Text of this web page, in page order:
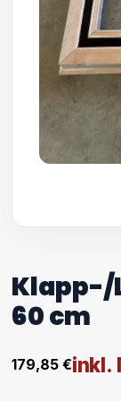
Klapp-/
60 cm
179,85 €inkl.